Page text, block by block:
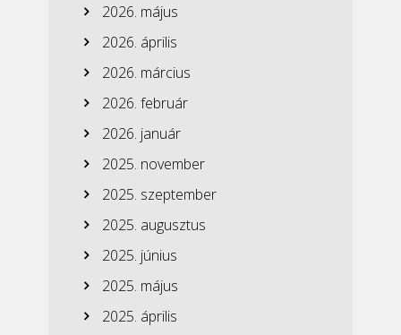
2026. május
2026. április
2026. március
2026. február
2026. január
2025. november
2025. szeptember
2025. augusztus
2025. június
2025. május
2025. április